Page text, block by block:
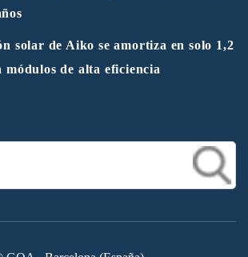
solar de Aiko se amortiza en solo 1,2
módulos de alta eficiencia